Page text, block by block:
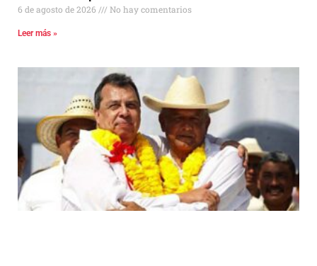
6 de agosto de 2026 No hay comentarios
Leer más »